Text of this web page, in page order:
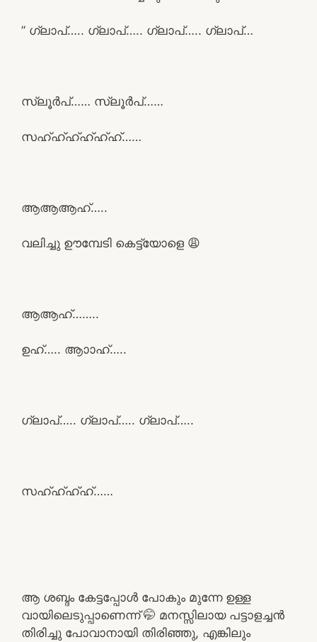
” ഗ്ലാപ്….. ഗ്ലാപ്….. ഗ്ലാപ്….. ഗ്ലാപ്…
സ്ലൂർപ്…… സ്ലൂർപ്……
സഹ്ഹ്ഹ്ഹ്ഹ്ഹ്……
ആആആഹ്…..
വലിച്ചു ഊമ്പേടി കെട്ട്യോളെ 😩
ആആഹ്‌……..
ഉഹ്….. ആാാഹ്…..
ഗ്ലാപ്….. ഗ്ലാപ്….. ഗ്ലാപ്…..
സഹ്ഹ്ഹ്ഹ്……
ആ ശബ്ദം കേട്ടപ്പോൾ പോകും മുന്നേ ഉള്ള
വായിലെടുപ്പാണെന്ന് 🤭 മനസ്സിലായ പട്ടാളച്ചൻ
തിരിച്ചു പോവാനായി തിരിഞ്ഞു, എങ്കിലും